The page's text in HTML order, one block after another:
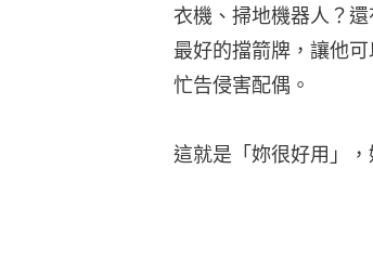
衣機、掃地機器人？
最好的擋箭牌，讓他
忙告侵害配偶。
這就是「妳很好用」